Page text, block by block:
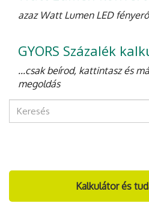
azaz Watt Lumen LED
GYORS Százalék
...csak beírod, kattintasz és
megoldás
Keresés
űrlap
Kalkulátor és